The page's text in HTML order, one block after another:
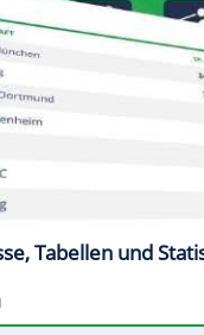
Tabellen und